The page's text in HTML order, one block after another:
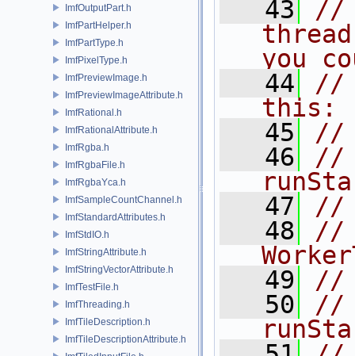
ImfOutputPart.h
ImfPartHelper.h
ImfPartType.h
ImfPixelType.h
ImfPreviewImage.h
ImfPreviewImageAttribute.h
ImfRational.h
ImfRationalAttribute.h
ImfRgba.h
ImfRgbaFile.h
ImfRgbaYca.h
ImfSampleCountChannel.h
ImfStandardAttributes.h
ImfStdIO.h
ImfStringAttribute.h
ImfStringVectorAttribute.h
ImfTestFile.h
ImfThreading.h
ImfTileDescription.h
ImfTileDescriptionAttribute.h
   43
//
you
   44
//
this:
   45
//
   46
//
   47
//
   48
//
   49
//
   50
//